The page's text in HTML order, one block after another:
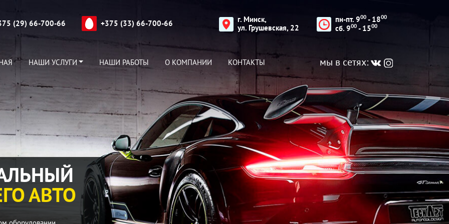
(29) 66-700-66 +375 (33) 66-700-66
г. Минск,
ул. Грушевская, 22
пн-пт. 900 - 1800
cб. 900 - 1500
НАШИ УСЛУГИ НАШИ РАБОТЫ О КОМПАНИИ КОНТАКТЫ мы в сетях:
АВТО